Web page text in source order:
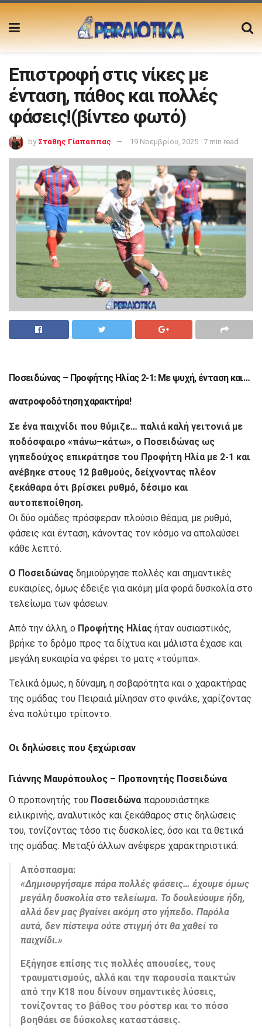
Επιστροφή στις νίκες με
ένταση, πάθος και πολλές
φάσεις!(βίντεο φωτό)
by Σταθης Γίαπαππας 19 Νοεμβρίου, 2025 7 min read
Ποσειδώνας – Προφήτης Ηλίας 2-1: Με ψυχή, ένταση και…
ανατροφοδότηση χαρακτήρα!
Σε ένα παιχνίδι που θύμιζε… παλιά καλή γειτονιά με
ποδόσφαιρο «πάνω–κάτω», ο Ποσειδώνας ως
γηπεδούχος επικράτησε του Προφήτη Ηλία με 2-1 και
ανέβηκε στους 12 βαθμούς, δείχνοντας πλέον
ξεκάθαρα ότι βρίσκει ρυθμό, δέσιμο και
αυτοπεποίθηση.
Οι δύο ομάδες πρόσφεραν πλούσιο θέαμα, με ρυθμό,
φάσεις και ένταση, κάνοντας τον κόσμο να απολαύσει
κάθε λεπτό.
Ο Ποσειδώνας δημιούργησε πολλές και σημαντικές
ευκαιρίες, όμως έδειξε για ακόμη μία φορά δυσκολία στο
τελείωμα των φάσεων.
Από την άλλη, ο Προφήτης Ηλίας ήταν ουσιαστικός,
βρήκε το δρόμο προς τα δίχτυα και μάλιστα έχασε και
μεγάλη ευκαιρία να φέρει το ματς «τούμπα».
Τελικά όμως, η δύναμη, η σοβαρότητα και ο χαρακτήρας
της ομάδας του Πειραιά μίλησαν στο φινάλε, χαρίζοντας
ένα πολύτιμο τρίποντο.
Οι δηλώσεις που ξεχώρισαν
Γιάννης Μαυρόπουλος – Προπονητής Ποσειδώνα
Ο προπονητής του Ποσειδώνα παρουσιάστηκε
ειλικρινής, αναλυτικός και ξεκάθαρος στις δηλώσεις
του, τονίζοντας τόσο τις δυσκολίες, όσο και τα θετικά
της ομάδας. Μεταξύ άλλων ανέφερε χαρακτηριστικά:
Απόσπασμα:
«Δημιουργήσαμε πάρα πολλές φάσεις… έχουμε όμως
μεγάλη δυσκολία στο τελείωμα. Το δουλεύουμε ήδη,
αλλά δεν μας βγαίνει ακόμη στο γήπεδο. Παρόλα
αυτά, δεν πίστεψα ούτε στιγμή ότι θα χαθεί το
παιχνίδι.»
Εξήγησε επίσης τις πολλές απουσίες, τους
τραυματισμούς, αλλά και την παρουσία παικτών
από την Κ18 που δίνουν σημαντικές λύσεις,
τονίζοντας το βάθος του ρόστερ και το πόσο
βοηθάει σε δύσκολες καταστάσεις.